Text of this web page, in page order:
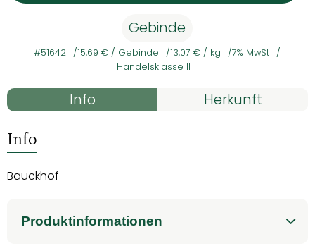
Gebinde
#51642 15,69 € / Gebinde 13,07 € / kg
7% MwSt
Handelsklasse II
Rezepte
Info Herkunft
Info
Bauckhof
Produktinformationen